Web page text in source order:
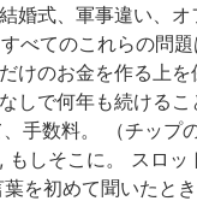
婚式、軍事違い、
べてのこれらの問
けのお金を作る上
しで何年も続けるこ
手数料。 （チップ
もしそこに。 スロッ
を初めて聞いたと